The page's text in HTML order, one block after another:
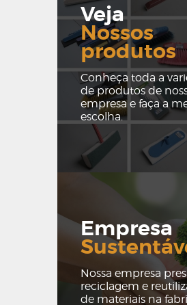
Veja
Nossos
produtos
Conheça toda a
de produtos de
empresa e faça a
escolha.
Empresa
Nossa empresa
reciclagem e
de materiais na